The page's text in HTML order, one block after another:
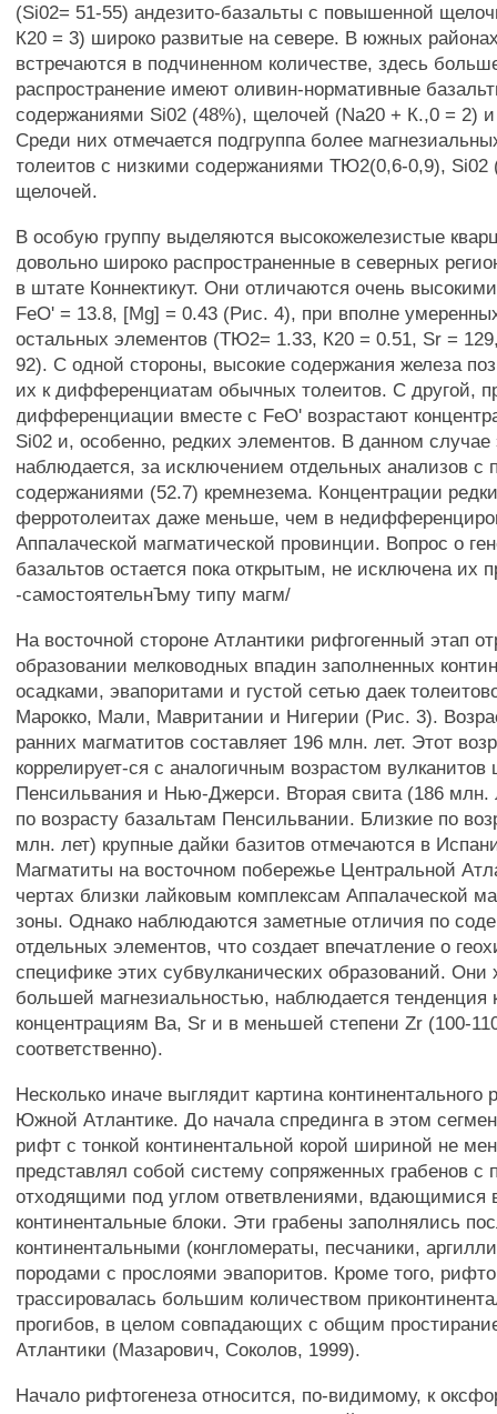
(Si02= 51-55) андезито-базальты с повышенной
К20 = 3) широко развитые на севере. В южных
встречаются в подчиненном количестве, здесь
распространение имеют оливин-нормативные
содержаниями Si02 (48%), щелочей (Na20 + К.,0 = 2)
Среди них отмечается подгруппа более
толеитов с низкими содержаниями ТЮ2(0,6-0,9), Si02
щелочей.
В особую группу выделяются высокожелезистые
довольно широко распространенные в северных
в штате Коннектикут. Они отличаются очень
FeO' = 13.8, [Mg] = 0.43 (Рис. 4), при вполне
остальных элементов (ТЮ2= 1.33, К20 = 0.51, Sr =
92). С одной стороны, высокие содержания железа
их к дифференциатам обычных толеитов. С другой,
дифференциации вместе с FeO' возрастают
Si02 и, особенно, редких элементов. В данном случае
наблюдается, за исключением отдельных анализов
содержаниями (52.7) кремнезема. Концентрации
ферротолеитах даже меньше, чем в
Аппалаческой магматической провинции. Вопрос о
базальтов остается пока открытым, не исключена их
-самостоятельнЪму типу магм/
На восточной стороне Атлантики рифгогенный этап
образовании мелководных впадин заполненных
осадками, эвапоритами и густой сетью даек
Марокко, Мали, Мавритании и Нигерии (Рис. 3).
ранних магматитов составляет 196 млн. лет. Этот
коррелирует-ся с аналогичным возрастом вулканитов
Пенсильвания и Нью-Джерси. Вторая свита (186 млн.
по возрасту базальтам Пенсильвании. Близкие по
млн. лет) крупные дайки базитов отмечаются в
Магматиты на восточном побережье Центральной
чертах близки лайковым комплексам Аппалаческой
зоны. Однако наблюдаются заметные отличия по
отдельных элементов, что создает впечатление о
специфике этих субвулканических образований. Они
большей магнезиальностью, наблюдается
концентрациям Ва, Sr и в меньшей степени Zr (100-
соответственно).
Несколько иначе выглядит картина континентального
Южной Атлантике. До начала спрединга в этом
рифт с тонкой континентальной корой шириной не
представлял собой систему сопряженных грабенов с
отходящими под углом ответвлениями, вдающимися
континентальные блоки. Эти грабены заполнялись
континентальными (конгломераты, песчаники,
породами с прослоями эвапоритов. Кроме того,
трассировалась большим количеством
прогибов, в целом совпадающих с общим
Атлантики (Мазарович, Соколов, 1999).
Начало рифтогенеза относится, по-видимому, к